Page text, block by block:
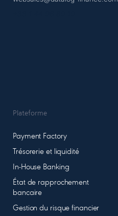
Plateforme
Payment Factory
Trésorerie et liquidité
In-House Banking
État de rapprochement
bancaire
Gestion du risque financier